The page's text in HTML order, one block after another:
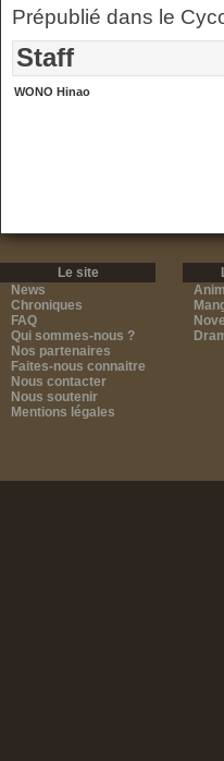
Prépublié dans le
Staff
WONO Hinao
Le site
News
Chroniques
FAQ
Qui sommes-nous ?
Nos partenaires
Faites-nous connaitre
Nous contacter
Nous soutenir
Mentions légales